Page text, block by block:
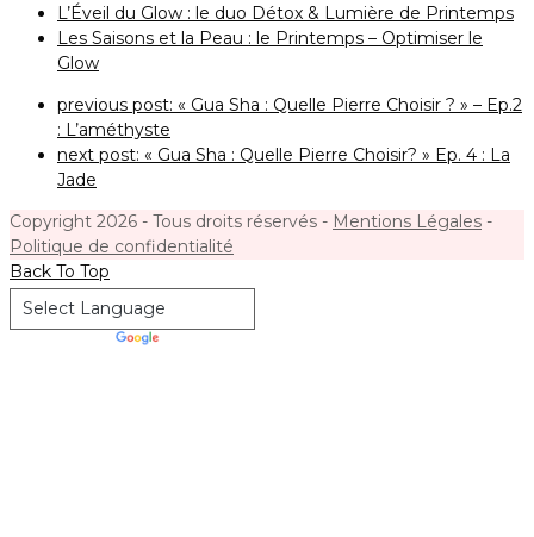
L’Éveil du Glow : le duo Détox & Lumière de Printemps
Les Saisons et la Peau : le Printemps – Optimiser le
Glow
previous post: « Gua Sha : Quelle Pierre Choisir ? » – Ep.2
: L’améthyste
next post: « Gua Sha : Quelle Pierre Choisir? » Ep. 4 : La
Jade
Copyright 2026 - Tous droits réservés - Mentions Légales -
Politique de confidentialité
Back To Top